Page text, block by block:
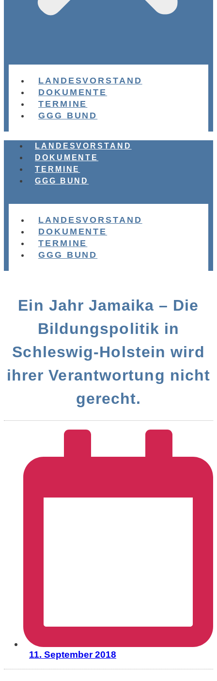
LANDESVORSTAND
DOKUMENTE
TERMINE
GGG BUND
LANDESVORSTAND
DOKUMENTE
TERMINE
GGG BUND
LANDESVORSTAND
DOKUMENTE
TERMINE
GGG BUND
Ein Jahr Jamaika – Die
Bildungspolitik in
Schleswig-Holstein wird
ihrer Verantwortung nicht
gerecht.
11. September 2018